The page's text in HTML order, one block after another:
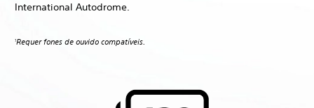
International Autodrome.
1Requer fones de ouvido compatíveis.